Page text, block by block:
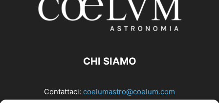
CHI SIAMO
Contattaci: coelumastro@coelum.com